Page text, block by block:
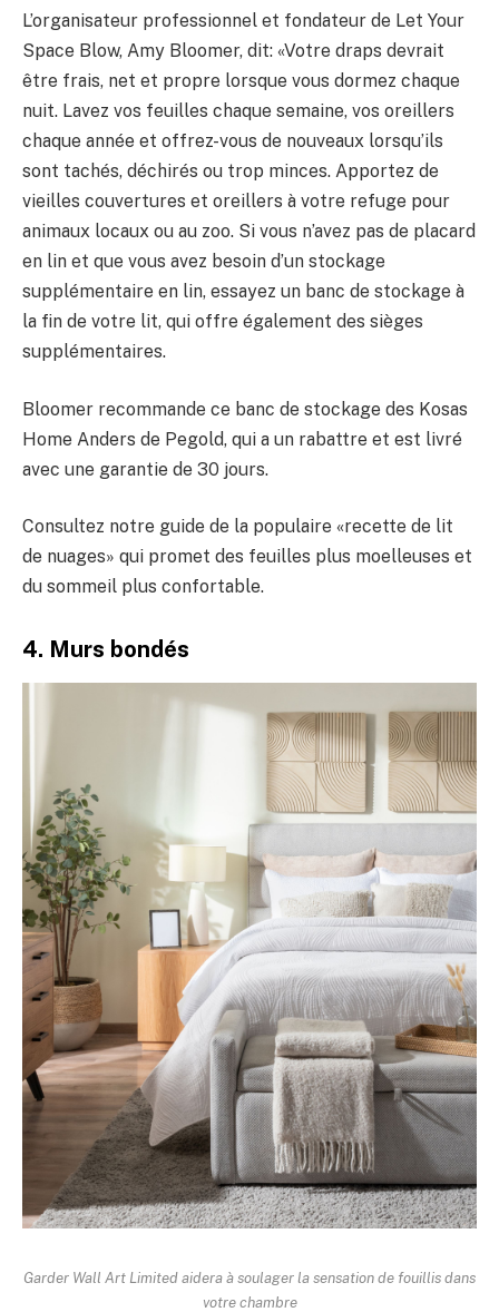
L’organisateur professionnel et fondateur de Let Your
Space Blow, Amy Bloomer, dit: «Votre draps devrait
être frais, net et propre lorsque vous dormez chaque
nuit. Lavez vos feuilles chaque semaine, vos oreillers
chaque année et offrez-vous de nouveaux lorsqu’ils
sont tachés, déchirés ou trop minces. Apportez de
vieilles couvertures et oreillers à votre refuge pour
animaux locaux ou au zoo. Si vous n’avez pas de placard
en lin et que vous avez besoin d’un stockage
supplémentaire en lin, essayez un banc de stockage à
la fin de votre lit, qui offre également des sièges
supplémentaires.
Bloomer recommande ce banc de stockage des Kosas
Home Anders de Pegold, qui a un rabattre et est livré
avec une garantie de 30 jours.
Consultez notre guide de la populaire «recette de lit
de nuages» qui promet des feuilles plus moelleuses et
du sommeil plus confortable.
4. Murs bondés
Garder Wall Art Limited aidera à soulager la sensation de fouillis dans
votre chambre